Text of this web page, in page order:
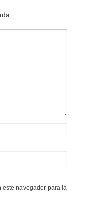
este navegador para la